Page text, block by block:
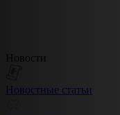
Новости
Новостные статьи